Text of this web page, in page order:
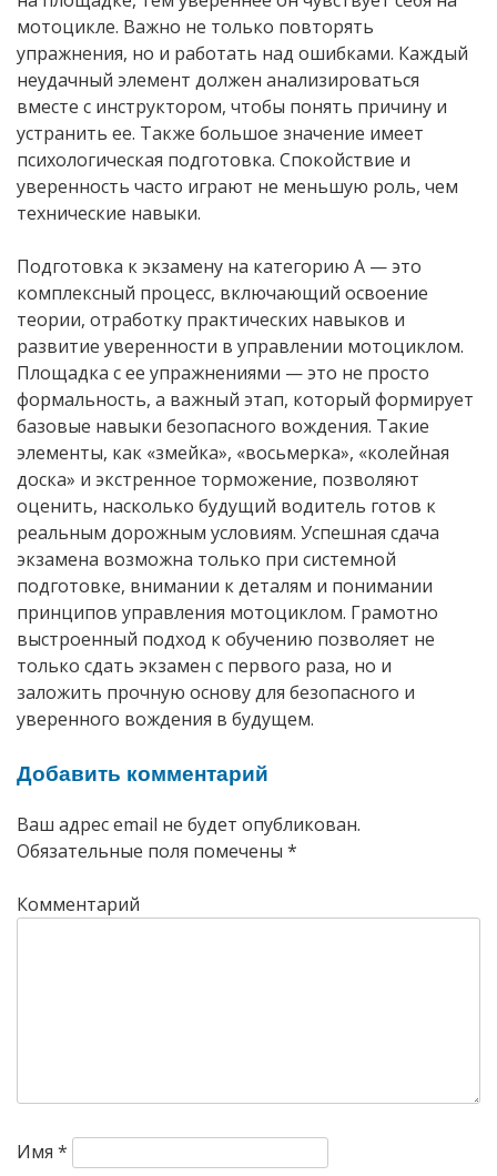
мотоцикле. Важно не только повторять
упражнения, но и работать над ошибками. Каждый
неудачный элемент должен анализироваться
вместе с инструктором, чтобы понять причину и
устранить ее. Также большое значение имеет
психологическая подготовка. Спокойствие и
уверенность часто играют не меньшую роль, чем
технические навыки.
Подготовка к экзамену на категорию А — это
комплексный процесс, включающий освоение
теории, отработку практических навыков и
развитие уверенности в управлении мотоциклом.
Площадка с ее упражнениями — это не просто
формальность, а важный этап, который формирует
базовые навыки безопасного вождения. Такие
элементы, как «змейка», «восьмерка», «колейная
доска» и экстренное торможение, позволяют
оценить, насколько будущий водитель готов к
реальным дорожным условиям. Успешная сдача
экзамена возможна только при системной
подготовке, внимании к деталям и понимании
принципов управления мотоциклом. Грамотно
выстроенный подход к обучению позволяет не
только сдать экзамен с первого раза, но и
заложить прочную основу для безопасного и
уверенного вождения в будущем.
Добавить комментарий
Ваш адрес email не будет опубликован.
Обязательные поля помечены *
Комментарий
Имя *